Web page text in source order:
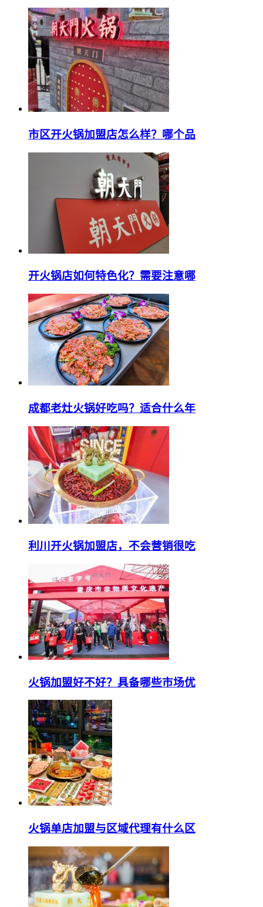
市区开火锅加盟店怎么样？哪个品
开火锅店如何特色化？需要注意哪
成都老灶火锅好吃吗？适合什么年
利川开火锅加盟店，不会营销很吃
火锅加盟好不好？具备哪些市场优
火锅单店加盟与区域代理有什么区